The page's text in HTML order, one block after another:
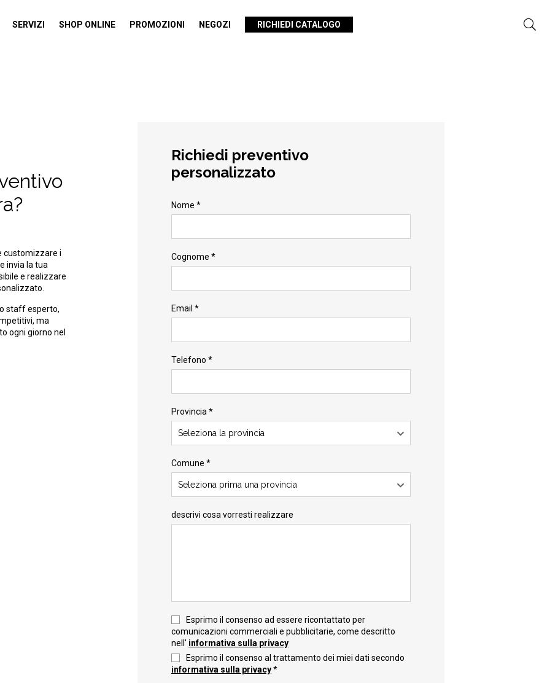
SERVIZI SHOP ONLINE PROMOZIONI NEGOZI RICHIEDI CATALOGO
customizzare i
invia la tua
e realizzare
staff esperto,
ma
ogni giorno nel
Richiedi preventivo
personalizzato
Nome *
Cognome *
Email *
Telefono *
Provincia *
Seleziona la provincia
Comune *
Seleziona prima una provincia
descrivi cosa vorresti realizzare
Esprimo il consenso ad essere ricontattato per
comunicazioni commerciali e pubblicitarie, come descritto
nell' informativa sulla privacy
Esprimo il consenso al trattamento dei miei dati secondo
informativa sulla privacy*